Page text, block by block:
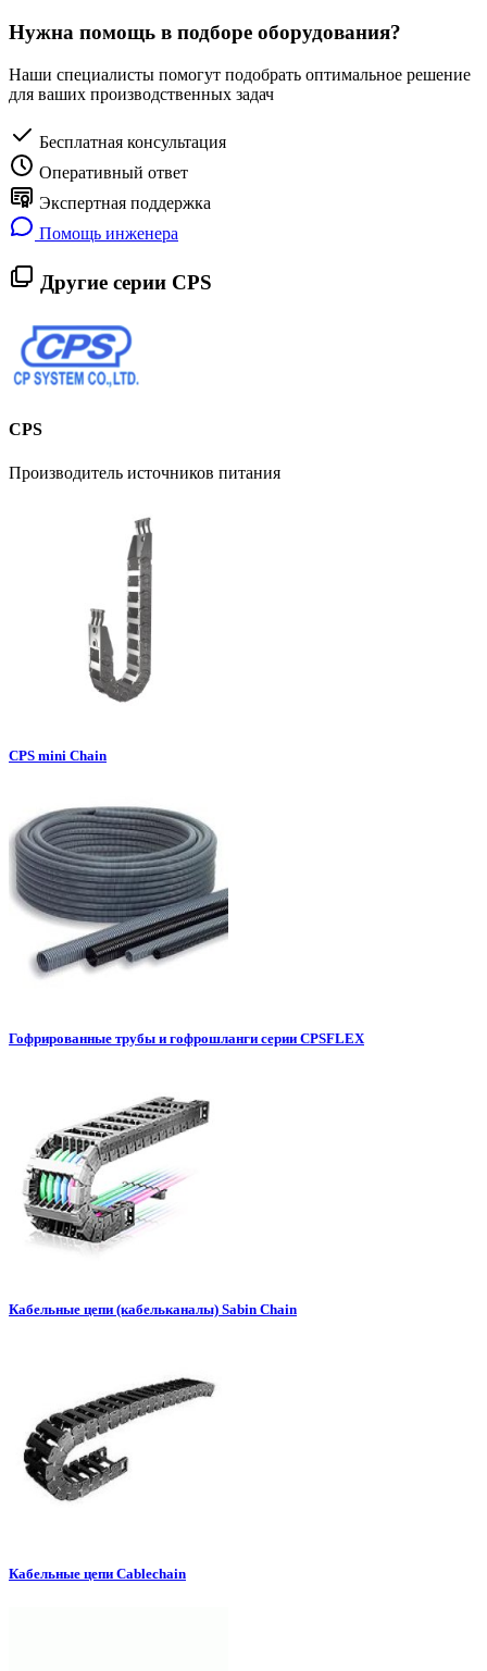
Нужна помощь в подборе оборудования?
Наши специалисты помогут подобрать оптимальное решение
для ваших производственных задач
Бесплатная консультация
Оперативный ответ
Экспертная поддержка
Помощь инженера
Другие серии CPS
CPS
Производитель источников питания
CPS mini Chain
Гофрированные трубы и гофрошланги серии CPSFLEX
Кабельные цепи (кабельканалы) Sabin Сhain
Кабельные цепи Cablechain